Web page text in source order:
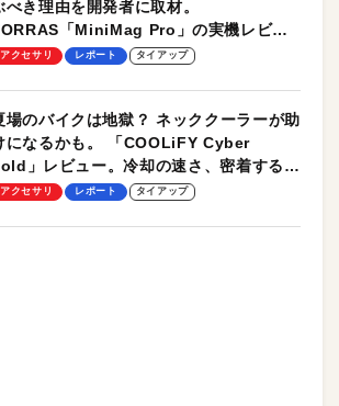
べき理由を開発者に取材。
「MiniMag Pro」の実機レビュ
も
アクセサリ レポート タイアップ
場のバイクは地獄？ ネッククーラーが助
になるかも。 「COOLiFY Cyber
」レビュー。冷却の速さ、密着する冷
プレート、シンプルな操作性がグッド！
アクセサリ レポート タイアップ